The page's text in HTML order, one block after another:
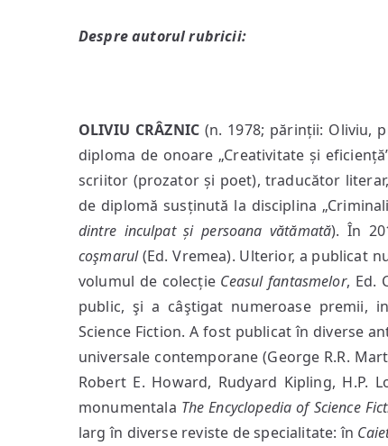
Despre autorul rubricii:
OLIVIU CRÂZNIC (n. 1978; părinții: Oliviu,
diploma de onoare „Creativitate și
scriitor (prozator și poet), traducător
de diplomă susținută la disciplina
dintre inculpat și persoana vătămată). În
coşmarul(Ed. Vremea). Ulterior, a publicat
volumul de colecție Ceasul fantasmelor, Ed.
public, şi a câştigat numeroase premii,
Science Fiction. A fost publicat în diverse
universale contemporane (George R.R.
Robert E. Howard, Rudyard Kipling, H.P.
monumentala The Encyclopedia of Science
larg în diverse reviste de specialitate: în